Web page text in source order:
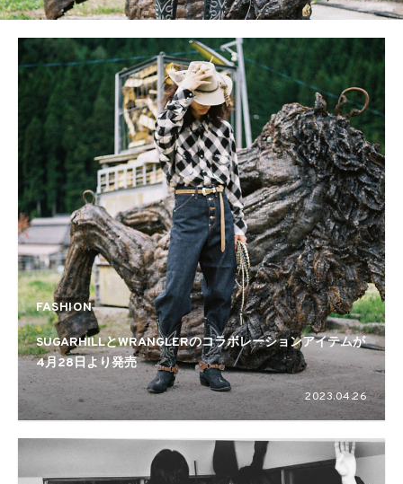
FASHION
SUGARHILLとWRANGLERのコラボレーションアイテムが
4月28日より発売
2023.04.26